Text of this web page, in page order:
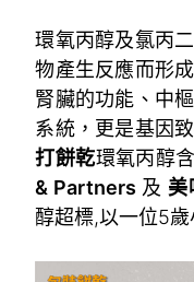
環氧丙醇及氯丙
物產生反應而形
腎臟的功能、中
系統，更是基因
打餅乾環氧丙醇
& Partners 及 美
醇超標,以一位5